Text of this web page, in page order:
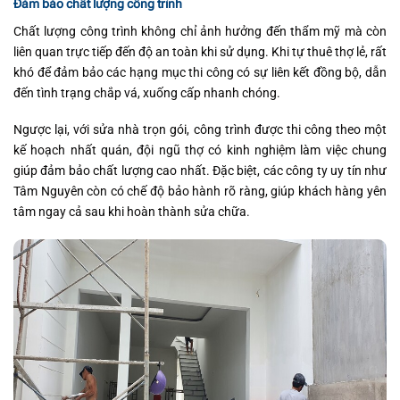
Đảm bảo chất lượng công trình
Chất lượng công trình không chỉ ảnh hưởng đến thẩm mỹ mà còn
liên quan trực tiếp đến độ an toàn khi sử dụng. Khi tự thuê thợ lẻ, rất
khó để đảm bảo các hạng mục thi công có sự liên kết đồng bộ, dẫn
đến tình trạng chắp vá, xuống cấp nhanh chóng.
Ngược lại, với sửa nhà trọn gói, công trình được thi công theo một
kế hoạch nhất quán, đội ngũ thợ có kinh nghiệm làm việc chung
giúp đảm bảo chất lượng cao nhất. Đặc biệt, các công ty uy tín như
Tâm Nguyên còn có chế độ bảo hành rõ ràng, giúp khách hàng yên
tâm ngay cả sau khi hoàn thành sửa chữa.